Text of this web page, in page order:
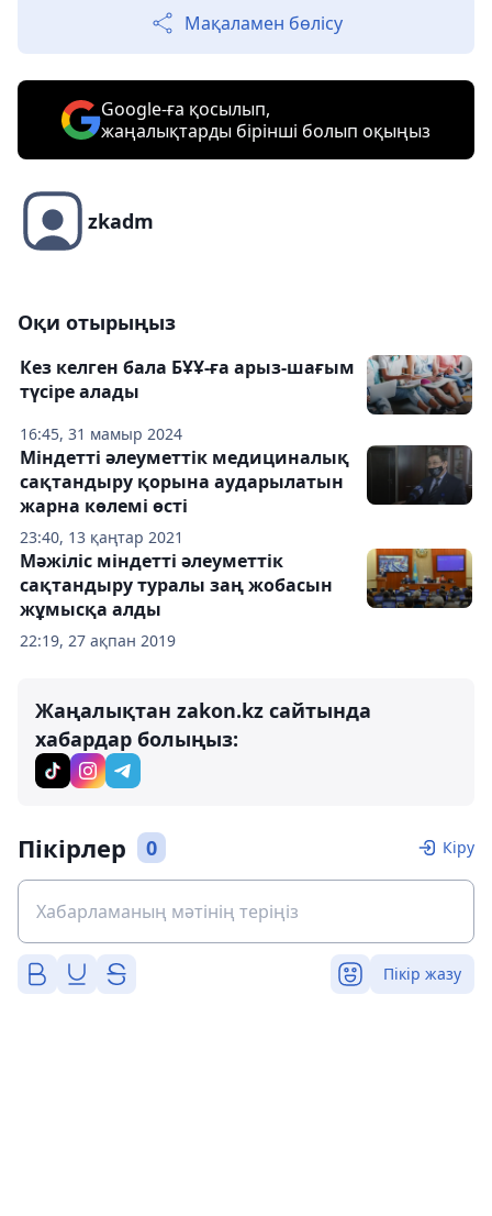
Мақаламен бөлісу
Google-ға қосылып,
жаңалықтарды бірінші болып оқыңыз
zkadm
Оқи отырыңыз
16:45, 31 мамыр 2024
Кез келген бала БҰҰ-ға арыз-шағым
түсіре алады
23:40, 13 қаңтар 2021
Міндетті әлеуметтік медициналық
сақтандыру қорына аударылатын
жарна көлемі өсті
22:19, 27 ақпан 2019
Мәжіліс міндетті әлеуметтік
сақтандыру туралы заң жобасын
жұмысқа алды
Жаңалықтан zakon.kz сайтында
хабардар болыңыз:
Пікірлер 0 Кіру
Пікір жазу